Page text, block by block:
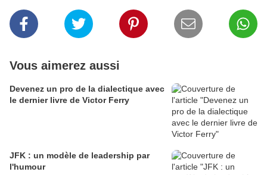
Vous aimerez aussi
Devenez un pro de la dialectique avec
le dernier livre de Victor Ferry
JFK : un modèle de leadership par
l'humour